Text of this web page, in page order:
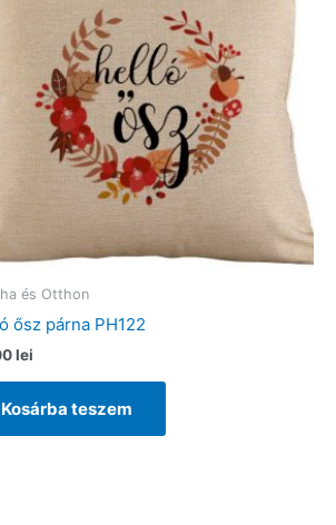
és Otthon
ősz párna PH122
lei
Kosárba teszem